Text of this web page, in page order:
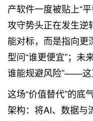
产软件一度被贴上“
攻守势头正在发生逆
能对标，而是指向更
型问“谁更便宜”；未
谁能规避风险”——这
这场“价值替代”的底
架构：将AI、数据与